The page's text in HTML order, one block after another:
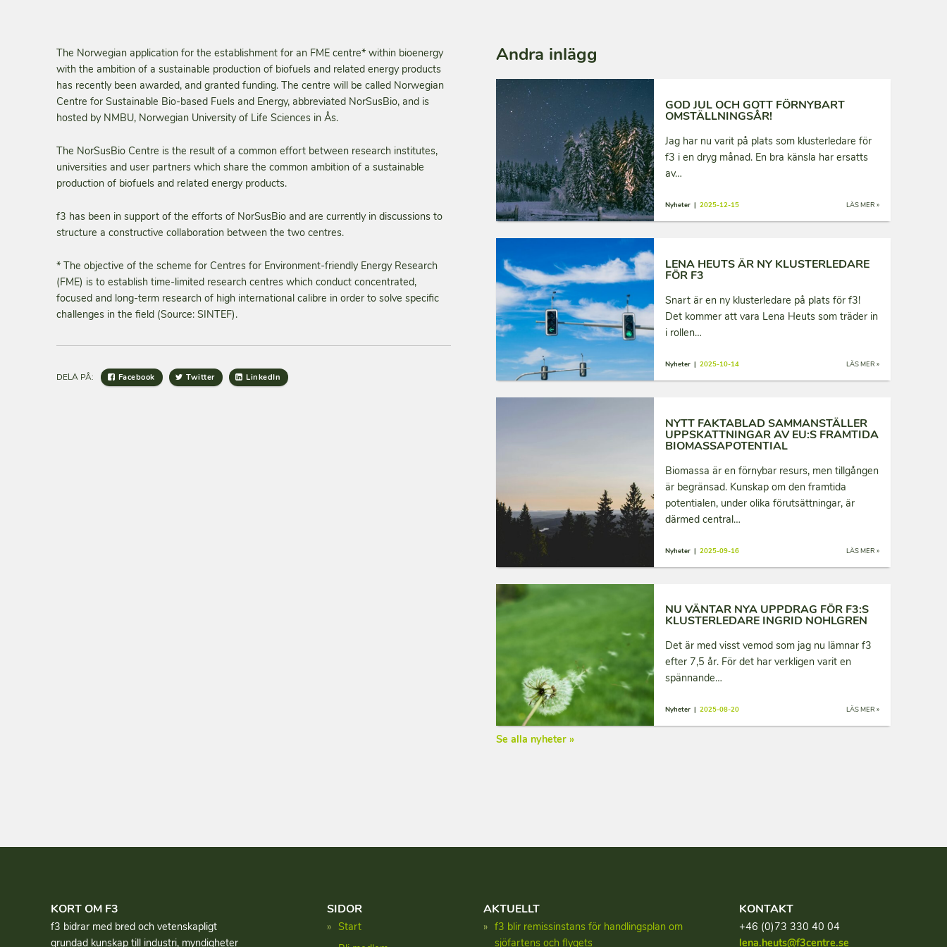
The Norwegian application for the establishment for an FME centre* within bioenergy
with the ambition of a sustainable production of biofuels and related energy products
has recently been awarded, and granted funding. The centre will be called Norwegian
Centre for Sustainable Bio-based Fuels and Energy, abbreviated NorSusBio, and is
hosted by NMBU, Norwegian University of Life Sciences in Ås.
The NorSusBio Centre is the result of a common effort between research institutes,
universities and user partners which share the common ambition of a sustainable
production of biofuels and related energy products.
f3 has been in support of the efforts of NorSusBio and are currently in discussions to
structure a constructive collaboration between the two centres.
* The objective of the scheme for Centres for Environment-friendly Energy Research
(FME) is to establish time-limited research centres which conduct concentrated,
focused and long-term research of high international calibre in order to solve specific
challenges in the field (Source: SINTEF).
DELA PÅ: Facebook Twitter LinkedIn
Andra inlägg
GOD JUL OCH GOTT FÖRNYBART
OMSTÄLLNINGSÅR!
Jag har nu varit på plats som klusterledare för
f3 i en dryg månad. En bra känsla har ersatts
av…
LÄS MER »
Nyheter | 2025-12-15
LENA HEUTS ÄR NY KLUSTERLEDARE
FÖR F3
Snart är en ny klusterledare på plats för f3!
Det kommer att vara Lena Heuts som träder in
i rollen…
LÄS MER »
Nyheter | 2025-10-14
NYTT FAKTABLAD SAMMANSTÄLLER
UPPSKATTNINGAR AV EU:S FRAMTIDA
BIOMASSAPOTENTIAL
Biomassa är en förnybar resurs, men tillgången
är begränsad. Kunskap om den framtida
potentialen, under olika förutsättningar, är
därmed central…
LÄS MER »
Nyheter | 2025-09-16
NU VÄNTAR NYA UPPDRAG FÖR F3:S
KLUSTERLEDARE INGRID NOHLGREN
Det är med visst vemod som jag nu lämnar f3
efter 7,5 år. För det har verkligen varit en
spännande…
LÄS MER »
Nyheter | 2025-08-20
Se alla nyheter »
KORT OM F3
f3 bidrar med bred och vetenskapligt
grundad kun­skap till industri, myndigheter
SIDOR
Start
AKTUELLT
f3 blir remissinstans för handlingsplan om
sjöfartens och flygets
KONTAKT
+46 (0)73 330 40 04
lena.heuts@f3centre.se